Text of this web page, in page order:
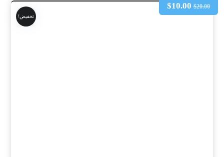
تخفيض!
$20.00
$10.00